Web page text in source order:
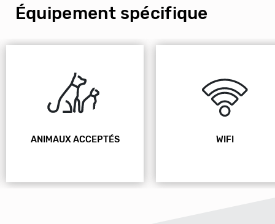
Équipement spécifique
WIFI PISCINE